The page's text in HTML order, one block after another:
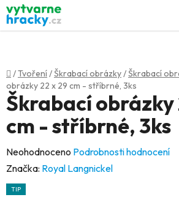
Přejít
na
obsah
Domů
/Tvoření/Škrabací obrázky/Škrabací
obrázky 22 x 29 cm - stříbrné, 3ks
Škrabací obrázky
cm - stříbrné, 3ks
Průměrné
hodnocení
produktu
Neohodnoceno Podrobnosti hodnocení
Značka: Royal Langnickel
TIP